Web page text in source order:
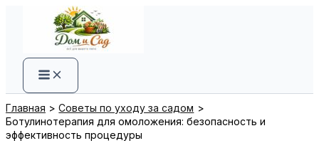
содержимому
Главная
Советы по уходу за садом
Ботулинотерапия для омоложения: безопасность и
эффективность процедуры